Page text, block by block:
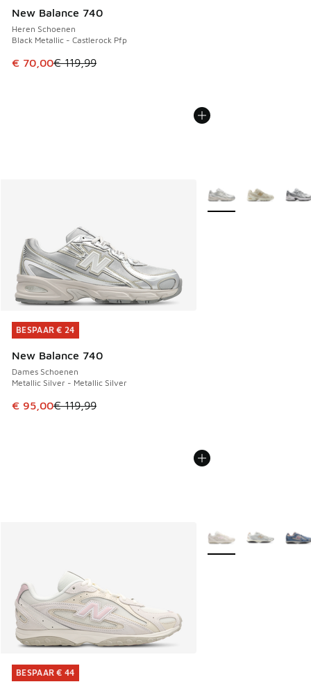
New Balance 740
Heren Schoenen
Black Metallic - Castlerock Pfp
Dit artikel is in de uitverkoop. Dit artikel is in de
€ 70,00€ 119,99
BESPAAR € 24
New Balance 740
Dames Schoenen
Metallic Silver - Metallic Silver
Dit artikel is in de uitverkoop. Dit artikel is in de
€ 95,00€ 119,99
BESPAAR € 24
Meer kleuren
BESPAAR € 44
BESPAAR € 44
Meer kleuren